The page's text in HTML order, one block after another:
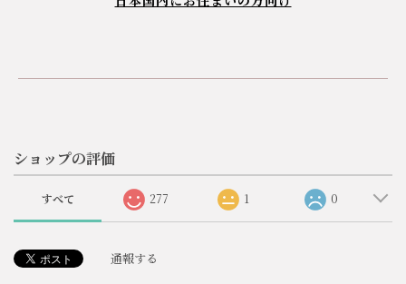
ショップの評価
すべて 277 1 0
通報する